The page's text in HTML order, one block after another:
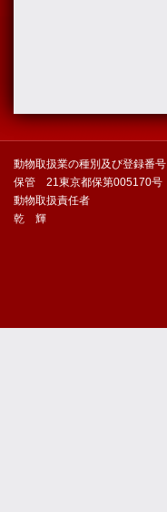
動物取扱業の種別及び登録番号
保管 21東京都保第005170号
動物取扱責任者
乾 輝